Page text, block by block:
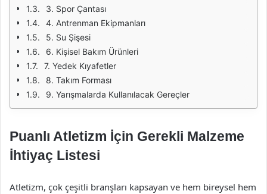
3. Spor Çantası
4. Antrenman Ekipmanları
5. Su Şişesi
6. Kişisel Bakım Ürünleri
7. Yedek Kıyafetler
8. Takım Forması
9. Yarışmalarda Kullanılacak Gereçler
Puanlı Atletizm İçin Gerekli Malzeme
İhtiyaç Listesi
Atletizm, çok çeşitli branşları kapsayan ve hem bireysel hem